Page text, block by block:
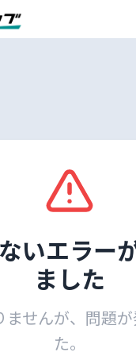
いエラー
ました
ませんが、問題
た。